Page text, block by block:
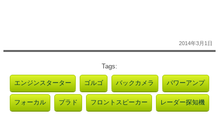
2014年3月1日
Tags:
エンジンスターター ゴルゴ バックカメラ パワーアンプ
フォーカル プラド フロントスピーカー レーダー探知機